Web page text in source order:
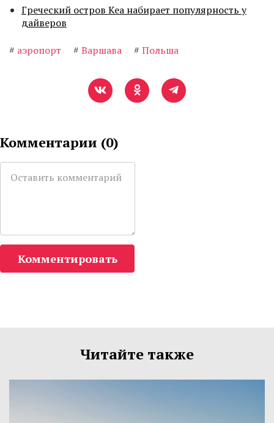
Греческий остров Кеа набирает популярность у
дайверов
# аэропорт # Варшава # Польша
Комментарии (0)
Комментировать
Читайте также